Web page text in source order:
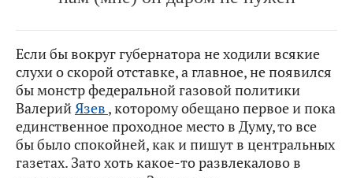
Если бы вокруг губернатора не ходили всякие
слухи о скорой отставке, а главное, не появился
бы монстр федеральной газовой политики
ВалерийЯзев , которому обещано первое и пока
единственное проходное место в Думу, то все
бы было спокойней, как и пишут в центральных
газетах. Зато хоть какое-то развлекалово в